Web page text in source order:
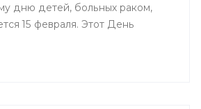
дню детей, больных раком,
15 февраля. Этот День
общества детских